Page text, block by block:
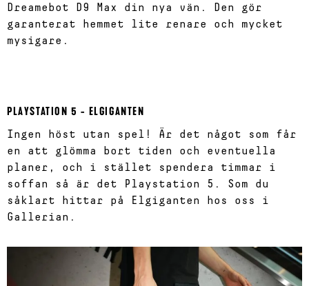
Dreamebot D9 Max din nya vän. Den gör
garanterat hemmet lite renare och mycket
mysigare.
PLAYSTATION 5 - ELGIGANTEN
Ingen höst utan spel! Är det något som får
en att glömma bort tiden och eventuella
planer, och i stället spendera timmar i
soffan så är det Playstation 5. Som du
såklart hittar på Elgiganten hos oss i
Gallerian.